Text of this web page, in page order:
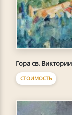
Гора св. Виктории
СТОИМОСТЬ